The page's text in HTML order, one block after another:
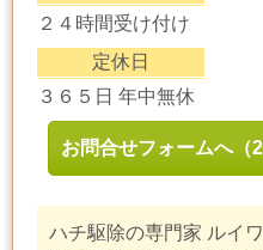
２４時間受け付け
定休日
３６５日 年中無休
お問合せフォームへ（
ハチ駆除の専門家 ルイ